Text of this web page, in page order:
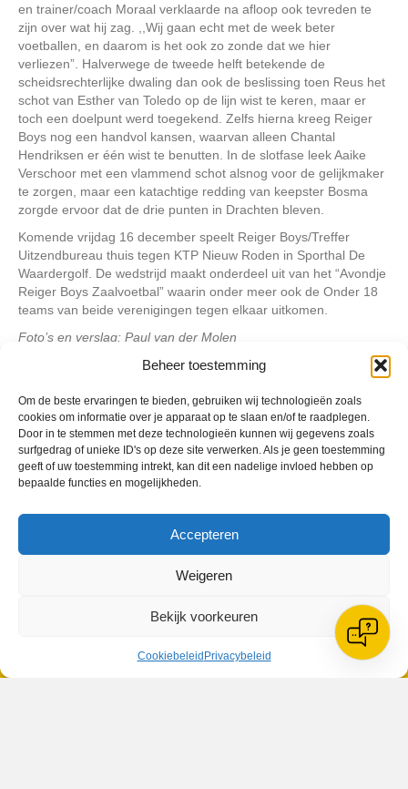
Beheer toestemming
Om de beste ervaringen te bieden, gebruiken wij technologieën zoals
cookies om informatie over je apparaat op te slaan en/of te raadplegen.
Door in te stemmen met deze technologieën kunnen wij gegevens zoals
surfgedrag of unieke ID's op deze site verwerken. Als je geen toestemming
geeft of uw toestemming intrekt, kan dit een nadelige invloed hebben op
bepaalde functies en mogelijkheden.
Accepteren
Weigeren
Bekijk voorkeuren
Cookiebeleid Privacybeleid
en trainer/coach Moraal verklaarde na afloop ook tevreden te
zijn over wat hij zag. ,,Wij gaan echt met de week beter
voetballen, en daarom is het ook zo zonde dat we hier
verliezen”. Halverwege de tweede helft betekende de
scheidsrechterlijke dwaling dan ook de beslissing toen Reus het
schot van Esther van Toledo op de lijn wist te keren, maar er
toch een doelpunt werd toegekend. Zelfs hierna kreeg Reiger
Boys nog een handvol kansen, waarvan alleen Chantal
Hendriksen er één wist te benutten. In de slotfase leek Aaike
Verschoor met een vlammend schot alsnog voor de gelijkmaker
te zorgen, maar een katachtige redding van keepster Bosma
zorgde ervoor dat de drie punten in Drachten bleven.
Komende vrijdag 16 december speelt Reiger Boys/Treffer
Uitzendbureau thuis tegen KTP Nieuw Roden in Sporthal De
Waardergolf. De wedstrijd maakt onderdeel uit van het “Avondje
Reiger Boys Zaalvoetbal” waarin onder meer ook de Onder 18
teams van beide verenigingen tegen elkaar uitkomen.
Foto’s en verslag: Paul van der Molen
Geplaatst inBerichten seizoen 2016-2017
De Wending, Lotte Beesedijk 1